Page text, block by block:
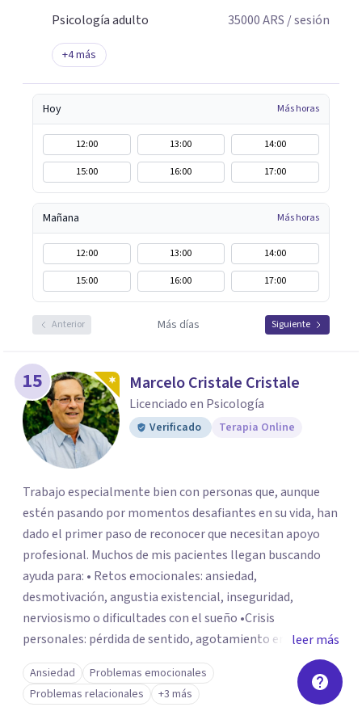
Psicología adulto
35000ARS / sesión
+4más
Hoy Más horas
12:00 13:00
14:00
15:00
16:00 17:00
Mañana Más horas
12:00 13:00
14:00
15:00
16:00 17:00
Anterior Más días Siguiente
15 Marcelo Cristale Cristale
Licenciado en Psicología
Verificado Terapia Online
Trabajo especialmente bien con personas que, aunque
estén pasando por momentos desafiantes en su vida, han
dado el primer paso de reconocer que necesitan apoyo
profesional. Muchos de mis pacientes llegan buscando
ayuda para: • Retos emocionales: ansiedad,
desmotivación, angustia existencial, inseguridad,
nerviosismo o dificultades con el sueño •Crisis
personales: pérdida de sentido, agotamiento emocional
o dificultad para manejar transiciones vitales •Conflictos
relacionales: problemas de pareja, tensiones familiares,
desafíos laborales o dificultades en dinámicas sociales.
leer más
Ansiedad
Problemas emocionales
Problemas relacionales
+3 más